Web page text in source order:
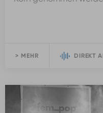
> MEHR DIREKT